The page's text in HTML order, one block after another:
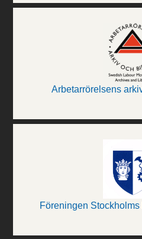
Arbetarrörelsens
Föreningen